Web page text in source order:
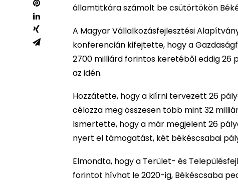
államtitkára számolt be csütörtökön
A Magyar Vállalkozásfejlesztési
konferencián kifejtette, hogy a
2700 milliárd forintos keretéből eddig 26
az idén.
Hozzátette, hogy a kiírni tervezett 26
célozza meg összesen több mint 32
Ismertette, hogy a már megjelent 26
nyert el támogatást, két békéscsabai
Elmondta, hogy a Terület- és
forintot hívhat le 2020-ig, Békéscsaba